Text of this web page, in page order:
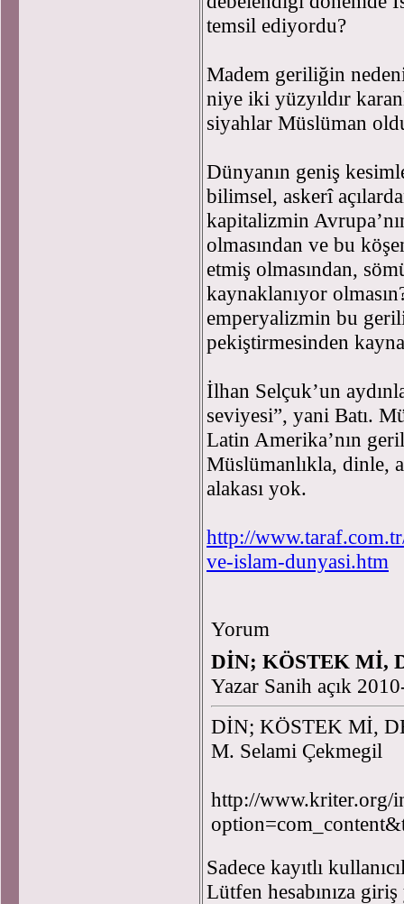
temsil ediyordu?
Madem geriliğin
niye iki yüzyıldır
siyahlar Müslüman
Dünyanın geniş
bilimsel, askerî
kapitalizmin
olmasından ve bu
etmiş olmasından,
kaynaklanıyor
emperyalizmin bu
pekiştirmesinden
İlhan Selçuk’un
seviyesi”, yani Batı.
Latin Amerika’nın
Müslümanlıkla, dinle,
alakası yok.
http://
ve-islam-dunyasi.htm
Yorum
DİN; KÖSTEK Mİ,
Yazar Sanih açık
DİN; KÖSTEK Mİ,
M. Selami Çekmegil
http://www.kriter.org/
Sadece kayıtlı
Lütfen hesabınıza